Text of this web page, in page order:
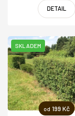
DETAIL
od 199 Kč
SKLADEM